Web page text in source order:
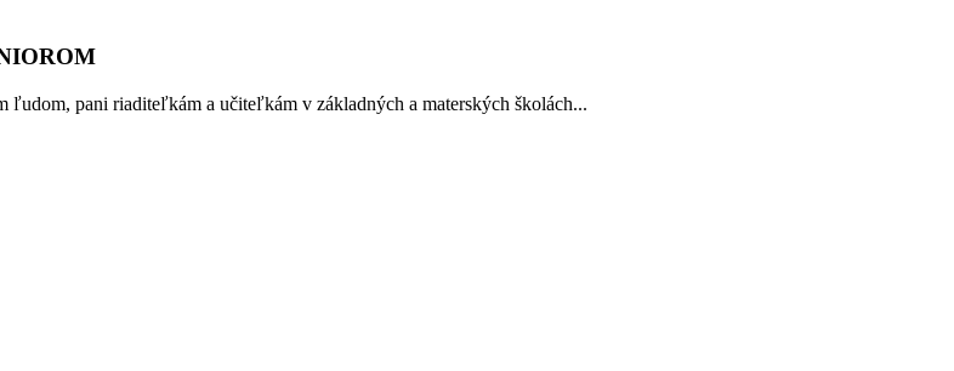
pani riaditeľkám a učiteľkám v základných a materských školách...